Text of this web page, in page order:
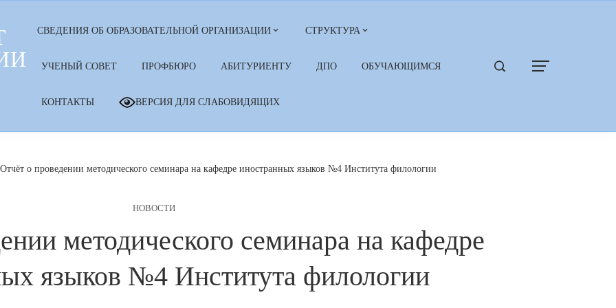
СВЕДЕНИЯ ОБ ОБРАЗОВАТЕЛЬНОЙ ОРГАНИЗАЦИИ СТРУКТУРА
УЧЕНЫЙ СОВЕТ ПРОФБЮРО АБИТУРИЕНТУ ДПО ОБУЧАЮЩИМСЯ
КОНТАКТЫ ВЕРСИЯ ДЛЯ СЛАБОВИДЯЩИХ
Отчёт о проведении методического семинара на кафедре иностранных языков №4 Института филологии
НОВОСТИ
методического семинара на кафедре
языков №4 Института филологии